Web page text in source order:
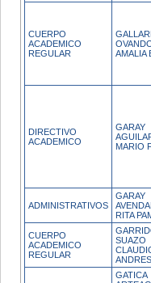
CUERPO
ACADEMICO
REGULAR
AMALIA
DIRECTIVO
ACADEMICO
GARAY
MARIO
ADMINISTRATIVOS
GARAY
RITA
CUERPO
ACADEMICO
REGULAR
SUAZO
ANDRES
GATICA